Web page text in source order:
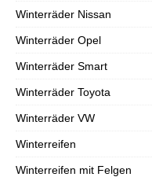
Winterräder Nissan
Winterräder Opel
Winterräder Smart
Winterräder Toyota
Winterräder VW
Winterreifen
Winterreifen mit Felgen